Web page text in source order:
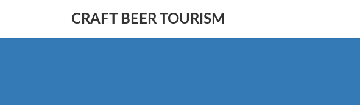
テ
ゲ
CRAFT BEER TOURISM